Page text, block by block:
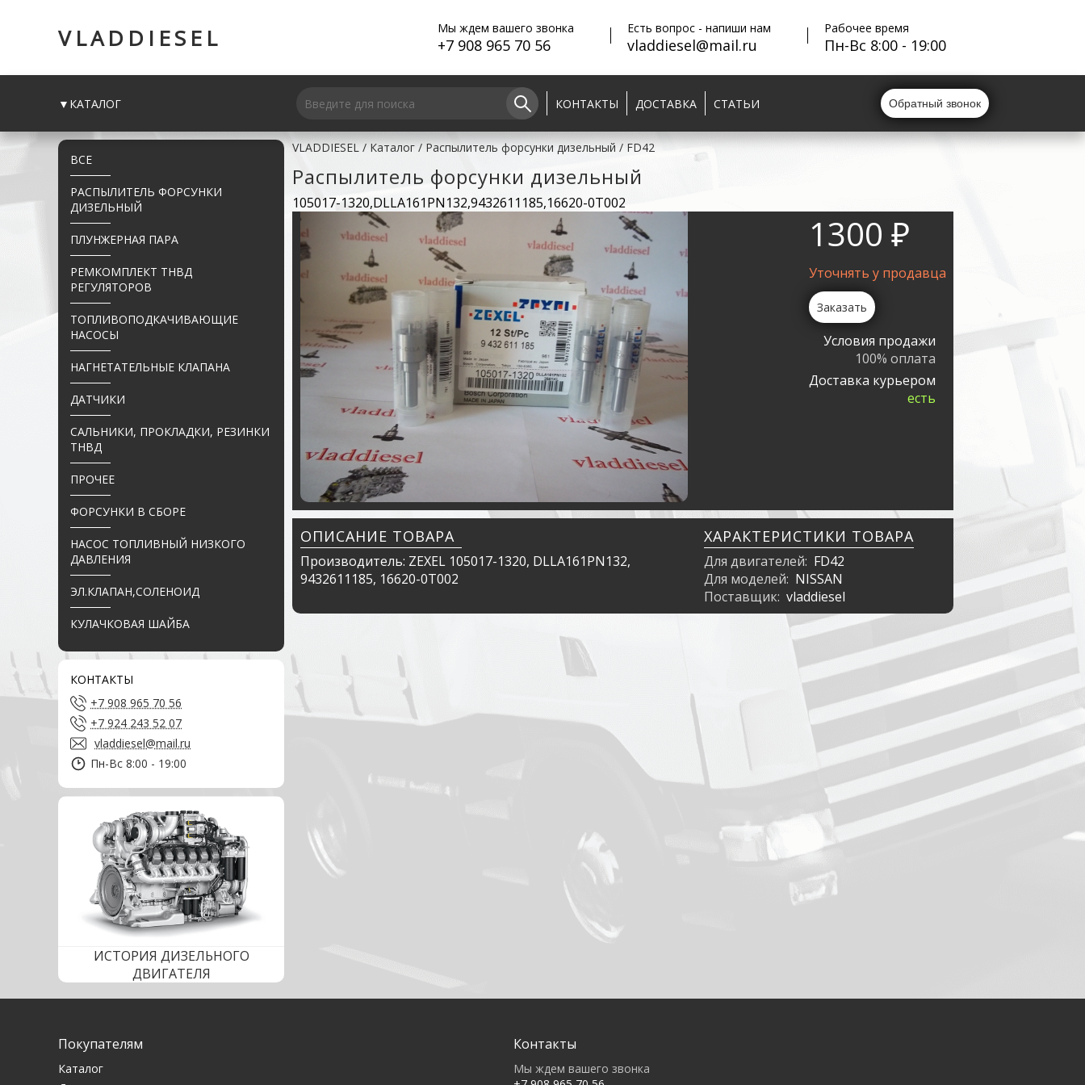
VLADDIESEL Мы ждем вашего звонка
+7 908 965 70 56
Есть вопрос - напиши нам
vladdiesel@mail.ru
Рабочее время
Пн-Вс 8:00 - 19:00
▼КАТАЛОГ КОНТАКТЫ ДОСТАВКА СТАТЬИ Обратный звонок
ВСЕ
РАСПЫЛИТЕЛЬ ФОРСУНКИ
ДИЗЕЛЬНЫЙ
ПЛУНЖЕРНАЯ ПАРА
РЕМКОМПЛЕКТ ТНВД
РЕГУЛЯТОРОВ
ТОПЛИВОПОДКАЧИВАЮЩИЕ
НАСОСЫ
НАГНЕТАТЕЛЬНЫЕ КЛАПАНА
ДАТЧИКИ
САЛЬНИКИ, ПРОКЛАДКИ, РЕЗИНКИ
ТНВД
ПРОЧЕЕ
ФОРСУНКИ В СБОРЕ
НАСОС ТОПЛИВНЫЙ НИЗКОГО
ДАВЛЕНИЯ
ЭЛ.КЛАПАН,СОЛЕНОИД
КУЛАЧКОВАЯ ШАЙБА
КОНТАКТЫ
+7 908 965 70 56
+7 924 243 52 07
vladdiesel@mail.ru
Пн-Вс 8:00 - 19:00
ИСТОРИЯ ДИЗЕЛЬНОГО
ДВИГАТЕЛЯ
VLADDIESEL/Каталог /Распылитель форсунки дизельный /FD42
Распылитель форсунки дизельный
105017-1320,DLLA161PN132,9432611185,16620-0T002
1300 ₽
Уточнять у продавца
Заказать
Условия продажи
100% оплата
Доставка курьером
есть
ОПИСАНИЕ ТОВАРА
Производитель: ZEXEL 105017-1320, DLLA161PN132,
9432611185, 16620-0T002
ХАРАКТЕРИСТИКИ ТОВАРА
Для двигателей: FD42
Для моделей: NISSAN
Поставщик: vladdiesel
Покупателям
Каталог
Контакты
Мы ждем вашего звонка